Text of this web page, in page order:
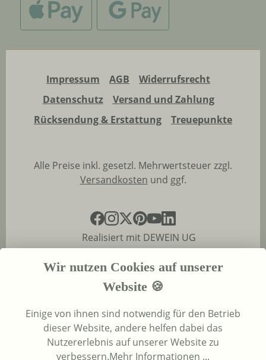
Impressum AGB
Widerrufsrecht
Datenschutz
Versand und Zahlung
Rücksendung & Erstattung
Treuepunkte
Alle Preise inkl. gesetzl. Mehrwertsteuer zzgl.
Versandkosten und ggf.
Realisiert mit DEWEIN UG
Wir nutzen Cookies auf unserer
Website 🍪
Einige von ihnen sind notwendig für den Betrieb
dieser Website, andere helfen dabei das
Nutzererlebnis auf unserer Website zu
verbessern.Mehr Informationen ...